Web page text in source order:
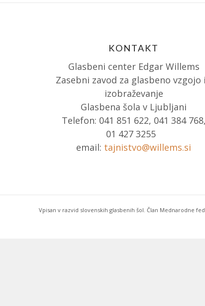
KONTAKT
Glasbeni center Edgar Willems
Zasebni zavod za glasbeno vzgojo
izobraževanje
Glasbena šola v Ljubljani
Telefon: 041 851 622, 041 384 768,
01 427 3255
email: tajnistvo@willems.si
Vpisan v razvid slovenskih glasbenih šol. Član Mednarodne